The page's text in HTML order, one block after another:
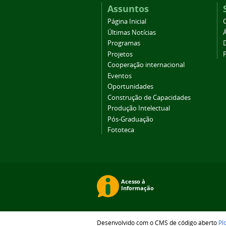
Assuntos
Página Inicial
Últimas Notícias
Programas
Projetos
Cooperação internacional
Eventos
Oportunidades
Construção de Capacidades
Produção Intelectual
Pós-Graduação
Fototeca
Desenvolvido com o CMS de código aberto